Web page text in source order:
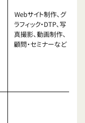
Webサイト制作、グ
ラフィック・DTP、写
真撮影、動画制作、
顧問・セミナーなど